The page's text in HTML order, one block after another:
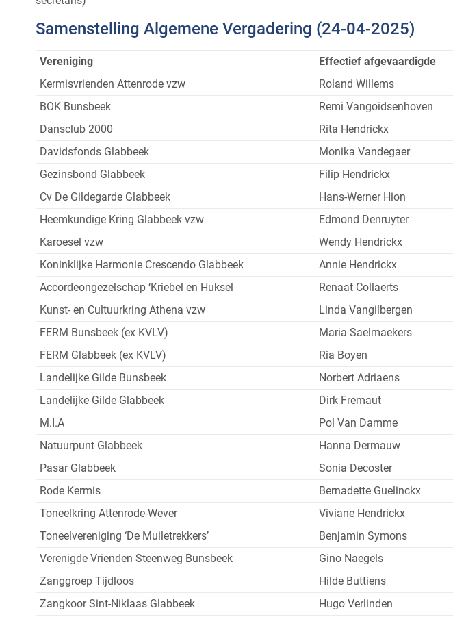
Samenstelling Algemene Vergadering (24-04-2025)
Vereniging Effectief afgevaardigde
Kermisvrienden Attenrode vzw
Roland Willems
BOK Bunsbeek
Remi Vangoidsenhoven
Dansclub 2000
Rita Hendrickx
Davidsfonds Glabbeek
Monika Vandegaer
Gezinsbond Glabbeek
Filip Hendrickx
Cv De Gildegarde Glabbeek
Hans-Werner Hion
Heemkundige Kring Glabbeek vzw
Edmond Denruyter
Karoesel vzw
Wendy Hendrickx
Koninklijke Harmonie Crescendo Glabbeek
Annie Hendrickx
Accordeongezelschap ‘Kriebel en Huksel
Renaat Collaerts
Kunst- en Cultuurkring Athena vzw
Linda Vangilbergen
FERM Bunsbeek (ex KVLV)
Maria Saelmaekers
FERM Glabbeek (ex KVLV)
Ria Boyen
Landelijke Gilde Bunsbeek
Norbert Adriaens
Landelijke Gilde Glabbeek
Dirk Fremaut
M.I.A
Pol Van Damme
Natuurpunt Glabbeek
Hanna Dermauw
Pasar Glabbeek
Sonia Decoster
Rode Kermis
Bernadette Guelinckx
Toneelkring Attenrode-Wever
Viviane Hendrickx
Toneelvereniging ‘De Muiletrekkers’
Benjamin Symons
Verenigde Vrienden Steenweg Bunsbeek
Gino Naegels
Zanggroep Tijdloos
Hilde Buttiens
Zangkoor Sint-Niklaas Glabbeek
Hugo Verlinden